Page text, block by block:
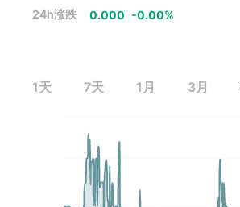
24h涨跌 0.000 -0.00%
1天 7天 1月 3月